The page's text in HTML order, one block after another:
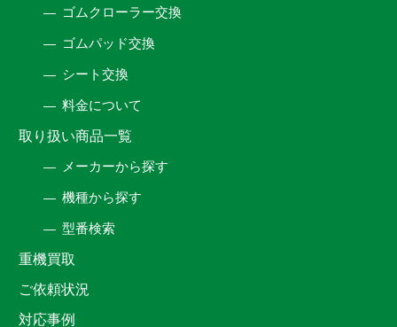
ゴムクローラー交換
ゴムパッド交換
シート交換
料金について
取り扱い商品一覧
メーカーから探す
機種から探す
型番検索
重機買取
ご依頼状況
対応事例